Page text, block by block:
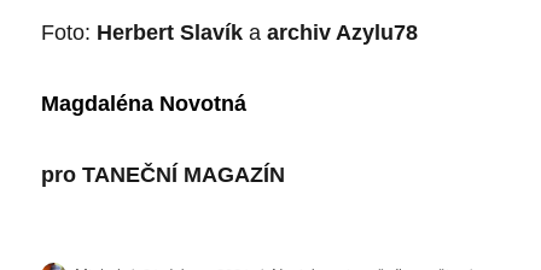
Foto: Herbert Slavík a archiv Azylu78
Magdaléna Novotná
proTANEČNÍ MAGAZÍN